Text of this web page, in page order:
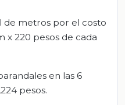
de metros por el costo
x 220 pesos de cada
en las 6
pesos.